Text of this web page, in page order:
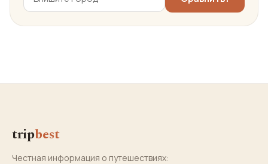
tripbest
Честная информация о путешествиях: